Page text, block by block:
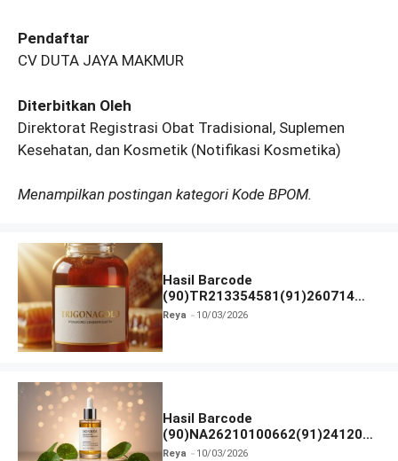
Pendaftar
CV DUTA JAYA MAKMUR
Diterbitkan Oleh
Direktorat Registrasi Obat Tradisional, Suplemen
Kesehatan, dan Kosmetik (Notifikasi Kosmetika)
Menampilkan postingan kategori Kode BPOM.
Hasil Barcode
(90)TR213354581(91)260714
dan Izin BPOM
Reya 10/03/2026
Hasil Barcode
(90)NA26210100662(91)241203
dan Izin BPOM
Reya 10/03/2026